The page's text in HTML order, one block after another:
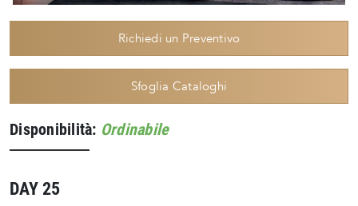
Richiedi un Preventivo
Sfoglia Cataloghi
Disponibilità: Ordinabile
DAY 25